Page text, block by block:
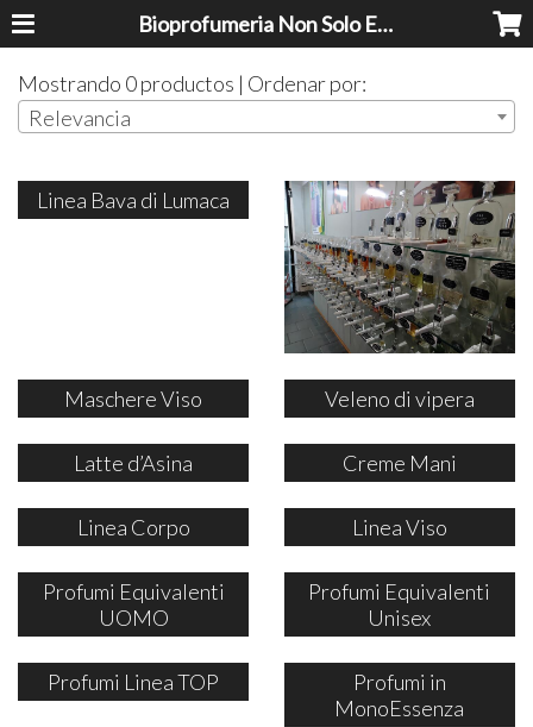
Bioprofumeria Non Solo Essenze
Mostrando 0 productos | Ordenar por:
Relevancia
Linea Bava di Lumaca
Maschere Viso Veleno di vipera
Latte d’Asina Creme Mani
Linea Corpo Linea Viso
Profumi Equivalenti
UOMO
Profumi Equivalenti
Unisex
Profumi Linea TOP
Profumi in
MonoEssenza